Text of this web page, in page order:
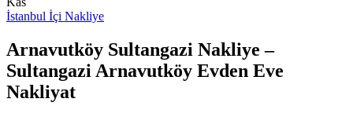
İstanbul İçi Nakliye
Arnavutköy Sultangazi Nakliye –
Sultangazi Arnavutköy Evden Eve
Nakliyat